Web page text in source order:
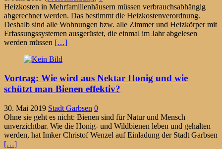
Heizkosten in Mehrfamilienhäusern müssen verbrauchsabhängig
abgerechnet werden. Das bestimmt die Heizkostenverordnung.
Deshalb sind alle Wohnungen bzw. alle Zimmer und Heizkörper mit
Erfassungssystemen ausgerüstet, die einmal im Jahr abgelesen
werden müssen […]
Vortrag: Wie wird aus Nektar Honig und wie
schützt man Bienen effektiv?
30. Mai 2019 Stadt Garbsen 0
Ohne sie geht es nicht: Bienen sind für Natur und Mensch
unverzichtbar. Wie die Honig- und Wildbienen leben und gehalten
werden, hat Imker Christof Wenzel auf Einladung der Stadt Garbsen
[…]